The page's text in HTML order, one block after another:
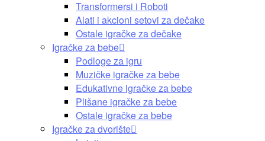
Transformersi i Roboti
Alati i akcioni setovi za dečake
Ostale igračke za dečake
Igračke za bebe
Podloge za igru
Muzičke igračke za bebe
Edukativne igračke za bebe
Plišane igračke za bebe
Ostale igračke za bebe
Igračke za dvorište